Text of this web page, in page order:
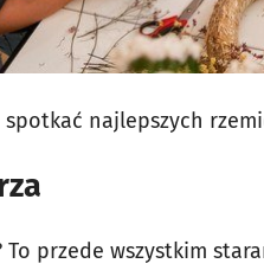
spotkać najlepszych
To przede wszystkim